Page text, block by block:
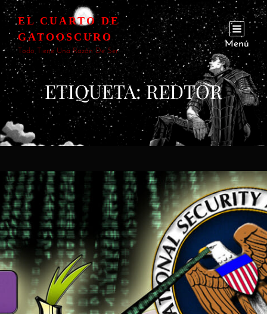
EL CUARTO DE
GATOOSCURO
Todo Tiene Una Razón De Ser
Menú
ETIQUETA:REDTOR